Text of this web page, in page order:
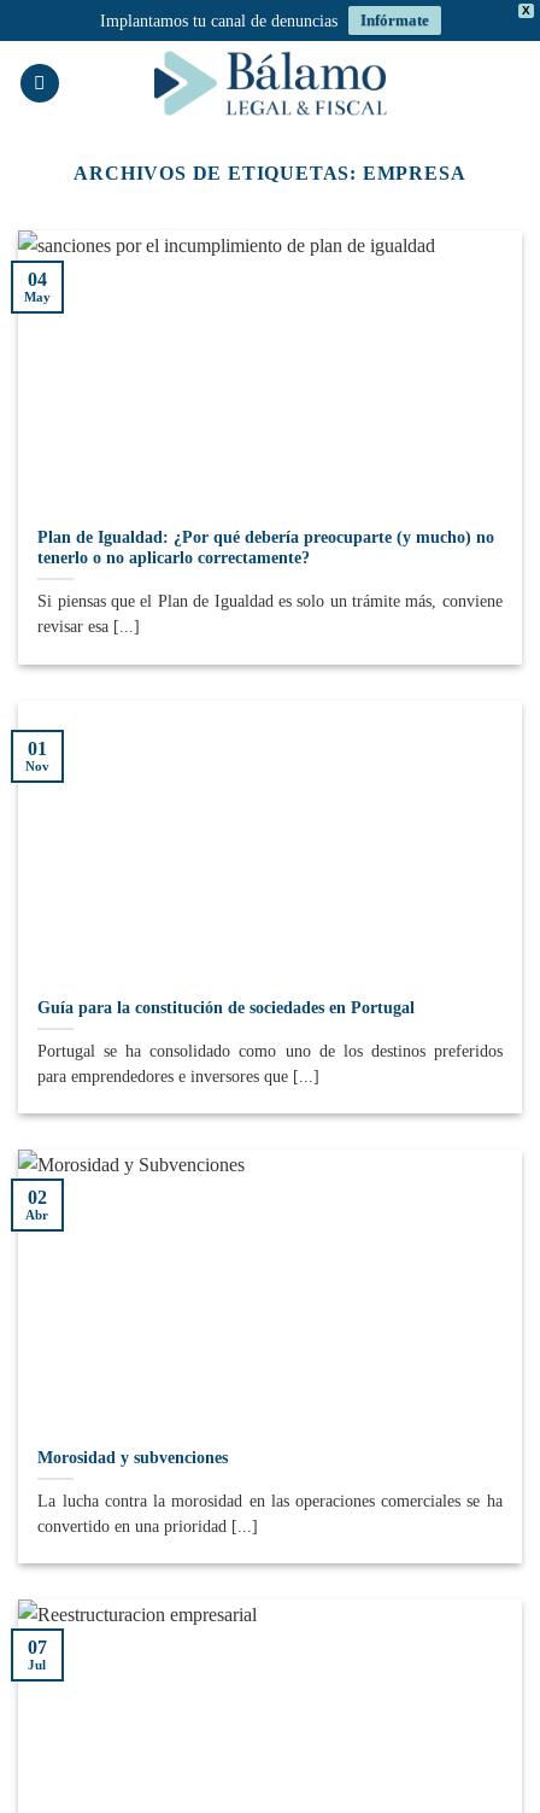
X
Implantamos tu canal de denuncias Infórmate
ARCHIVOS DE ETIQUETAS: EMPRESA
Plan de Igualdad: ¿Por qué debería preocuparte (y mucho) no
tenerlo o no aplicarlo correctamente?
Si piensas que el Plan de Igualdad es solo un trámite más, conviene
revisar esa [...]
04
May
Guía para la constitución de sociedades en Portugal
Portugal se ha consolidado como uno de los destinos preferidos
para emprendedores e inversores que [...]
01
Nov
Morosidad y subvenciones
La lucha contra la morosidad en las operaciones comerciales se ha
convertido en una prioridad [...]
02
Abr
07
Jul